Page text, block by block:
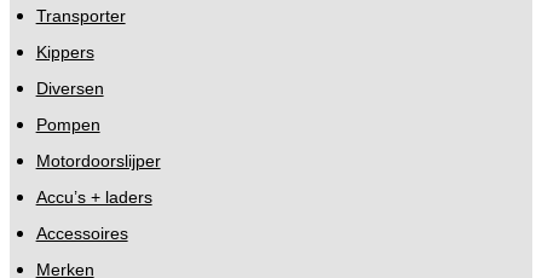
Transporter
Kippers
Diversen
Pompen
Motordoorslijper
Accu’s + laders
Accessoires
Merken